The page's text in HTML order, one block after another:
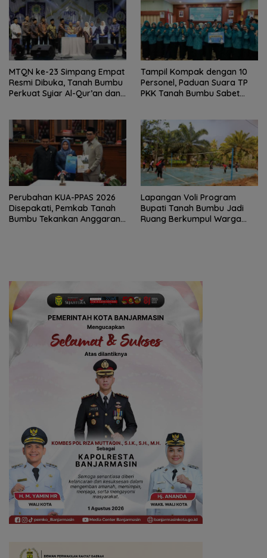
MTQN ke-23 Simpang Empat
Resmi Dibuka, Tanah Bumbu
Perkuat Syiar Al-Qur’an dan
Tampil Kompak dengan 10
Personel, Paduan Suara TP
PKK Tanah Bumbu Sabet
Perubahan KUA-PPAS 2026
Disepakati, Pemkab Tanah
Bumbu Tekankan Anggaran
Lapangan Voli Program
Bupati Tanah Bumbu Jadi
Ruang Berkumpul Warga